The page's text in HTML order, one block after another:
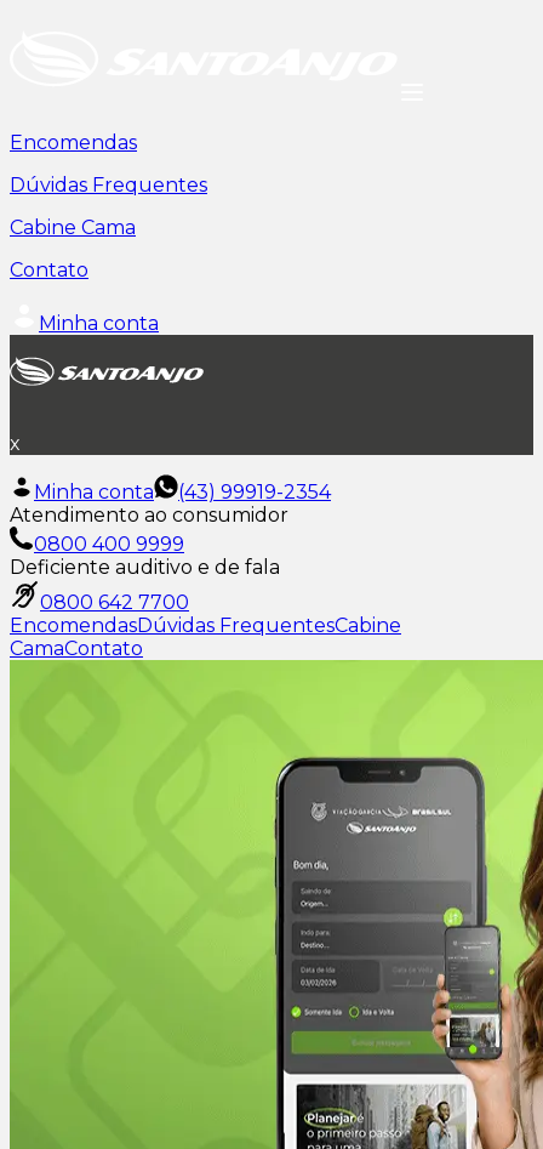
Encomendas
Dúvidas Frequentes
Cabine Cama
Contato
Minha conta
x
Minha conta
(43) 99919-2354
Atendimento ao consumidor
0800 400 9999
Deficiente auditivo e de fala
0800 642 7700
EncomendasDúvidas FrequentesCabine
CamaContato